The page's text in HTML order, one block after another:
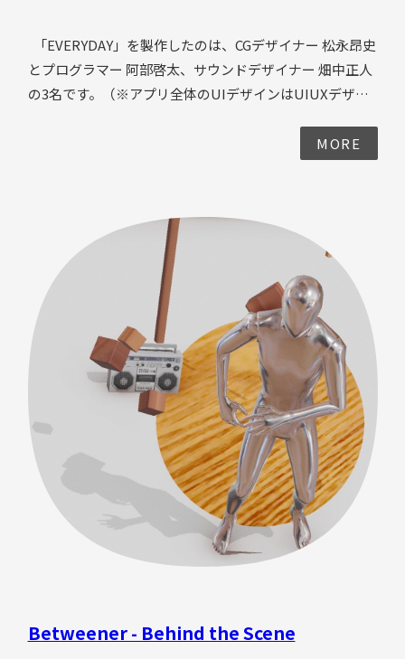
とプログラマー 阿部啓太、サウンドデザイナー 畑中正人
の3名です。（※アプリ全体のUIデザインはUIUXデザイ
は、"日常に溶け込むAR"。ファンタジーではなく、実際
景の方がよりリアルでは？ ・描画だけでなくシチュエ
ーションでリアルさを出せないか？ モーショングラフィ
ックのAR化を目指して大きく以下の3点をスタディーしな
がら制作を進めました。 ・カットのあるAR ・
alembicの再生 ・夜にする 以下は初期のスタディーで
す。 自由視点となるAR空間でも一般的なカット編集
（映像がバツバツと切り替わる）が成立し、映像作品の
中に入ったような感覚が得られることが分かりました。
続いてalembicの再生テストの様子です。 動くメッシュ
データの実装を試し、流体など色々な表現ができること
がわかりました。今回、水の表現はあまり追い込めなか
ったのですが、今後の可能性を感じています。 続いて3点
目のスタディーです。 背景となる実写にCGを合わせるだ
けではなく、実写自体にエフェクトをかけて「こういう
シーンにしたい」を表現することを試しました。このシ
りと、ゲームのような体験をすることもできて面白いと
MORE
Betweener - Behind the Scene